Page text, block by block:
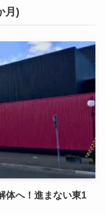
月)
体へ！進まない東1